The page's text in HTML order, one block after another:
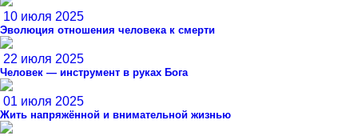
10 июля 2025
Эволюция отношения человека к смерти
22 июля 2025
Человек — инструмент в руках Бога
01 июля 2025
Жить напряжённой и внимательной жизнью